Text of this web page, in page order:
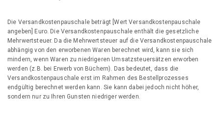
Die Versandkostenpauschale beträgt [Wert Versandkostenpauschale
angeben] Euro. Die Versandkostenpauschale enthält die gesetzliche
Mehrwertsteuer. Da die Mehrwertsteuer auf die Versandkostenpauschale
abhängig von den erworbenen Waren berechnet wird, kann sie sich
mindern, wenn Waren zu niedrigeren Umsatzsteuersätzen erworben
werden (z.B. bei Erwerb von Büchern). Das bedeutet, dass die
Versandkostenpauschale erst im Rahmen des Bestellprozesses
endgültig berechnet werden kann. Sie kann dabei jedoch nicht höher,
sondern nur zu Ihren Gunsten niedriger werden.